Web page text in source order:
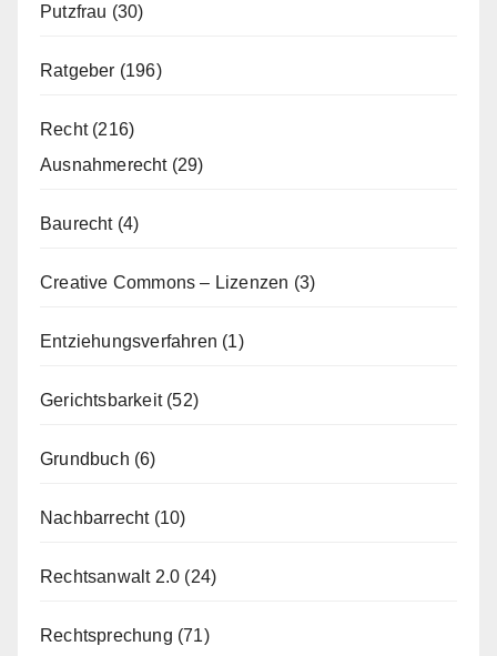
Putzfrau (30)
Ratgeber (196)
Recht(216)
Ausnahmerecht(29)
Baurecht(4)
Creative Commons – Lizenzen (3)
Entziehungsverfahren (1)
Gerichtsbarkeit(52)
Grundbuch (6)
Nachbarrecht(10)
Rechtsanwalt 2.0 (24)
Rechtsprechung (71)